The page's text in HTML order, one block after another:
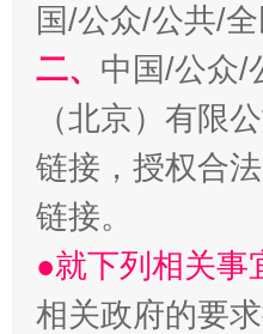
国/公众/公共/
二、 中国/公众/
（北京）有限
链接，授权合
链接。
●就下列相关
相关政府的要